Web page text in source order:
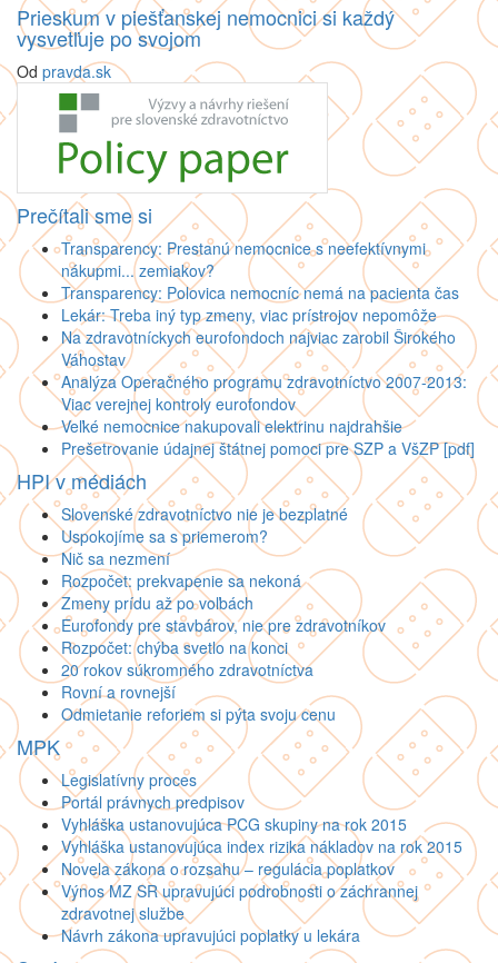
Prieskum v piešťanskej nemocnici si každý
vysvetľuje po svojom
Od pravda.sk
Prečítali sme si
Transparency: Prestanú nemocnice s neefektívnymi
nákupmi... zemiakov?
Transparency: Polovica nemocníc nemá na pacienta čas
Lekár: Treba iný typ zmeny, viac prístrojov nepomôže
Na zdravotníckych eurofondoch najviac zarobil Širokého
Váhostav
Analýza Operačného programu zdravotníctvo 2007-2013:
Viac verejnej kontroly eurofondov
Veľké nemocnice nakupovali elektrinu najdrahšie
Prešetrovanie údajnej štátnej pomoci pre SZP a VšZP [pdf]
HPI v médiách
Slovenské zdravotníctvo nie je bezplatné
Uspokojíme sa s priemerom?
Nič sa nezmení
Rozpočet: prekvapenie sa nekoná
Zmeny prídu až po voľbách
Eurofondy pre stavbárov, nie pre zdravotníkov
Rozpočet: chýba svetlo na konci
20 rokov súkromného zdravotníctva
Rovní a rovnejší
Odmietanie reforiem si pýta svoju cenu
MPK
Legislatívny proces
Portál právnych predpisov
Vyhláška ustanovujúca PCG skupiny na rok 2015
Vyhláška ustanovujúca index rizika nákladov na rok 2015
Novela zákona o rozsahu – regulácia poplatkov
Výnos MZ SR upravujúci podrobnosti o záchrannej
zdravotnej službe
Návrh zákona upravujúci poplatky u lekára